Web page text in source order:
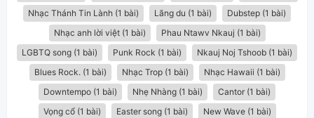
Nhạc Thánh Tin Lành (1 bài)
Lãng du (1 bài)
Dubstep (1 bài)
Nhạc anh lời việt (1 bài)
Phau Ntawv Nkauj (1 bài)
LGBTQ song (1 bài)
Punk Rock (1 bài)
Nkauj Noj Tshoob (1 bài)
Blues Rock. (1 bài)
Nhạc Trop (1 bài)
Nhạc Hawaii (1 bài)
Downtempo (1 bài)
Nhẹ Nhàng (1 bài)
Cantor (1 bài)
Vọng cổ (1 bài)
Easter song (1 bài)
New Wave (1 bài)